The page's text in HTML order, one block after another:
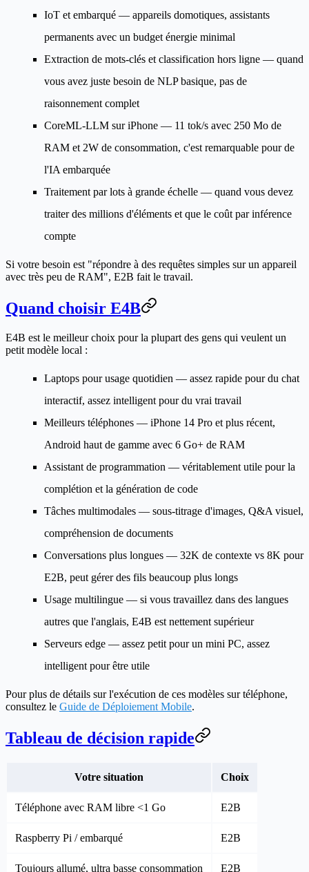
IoT et embarqué — appareils domotiques, assistants
permanents avec un budget énergie minimal
Extraction de mots-clés et classification hors ligne — quand
vous avez juste besoin de NLP basique, pas de
raisonnement complet
CoreML-LLM sur iPhone — 11 tok/s avec 250 Mo de
RAM et 2W de consommation, c'est remarquable pour de
l'IA embarquée
Traitement par lots à grande échelle — quand vous devez
traiter des millions d'éléments et que le coût par inférence
compte
Si votre besoin est "répondre à des requêtes simples sur un appareil
avec très peu de RAM", E2B fait le travail.
Quand choisir E4B
E4B est le meilleur choix pour la plupart des gens qui veulent un
petit modèle local :
Laptops pour usage quotidien — assez rapide pour du chat
interactif, assez intelligent pour du vrai travail
Meilleurs téléphones — iPhone 14 Pro et plus récent,
Android haut de gamme avec 6 Go+ de RAM
Assistant de programmation — véritablement utile pour la
complétion et la génération de code
Tâches multimodales — sous-titrage d'images, Q&A visuel,
compréhension de documents
Conversations plus longues — 32K de contexte vs 8K pour
E2B, peut gérer des fils beaucoup plus longs
Usage multilingue — si vous travaillez dans des langues
autres que l'anglais, E4B est nettement supérieur
Serveurs edge — assez petit pour un mini PC, assez
intelligent pour être utile
Pour plus de détails sur l'exécution de ces modèles sur téléphone,
consultez le Guide de Déploiement Mobile.
Tableau de décision rapide
Votre situation Choix
Téléphone avec RAM libre <1 Go E2B
Raspberry Pi / embarqué E2B
Toujours allumé, ultra basse consommation E2B